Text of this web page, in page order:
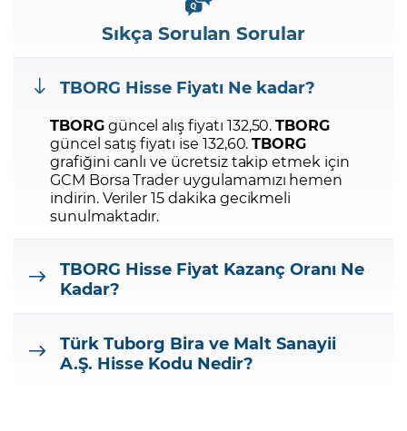
Sıkça Sorulan Sorular
TBORG Hisse Fiyatı Ne kadar?
TBORGgüncel alış fiyatı 132,50.TBORG
güncel satış fiyatı ise 132,60.TBORG
grafiğini canlı ve ücretsiz takip etmek için
GCM Borsa Trader uygulamamızı hemen
indirin.Veriler 15 dakika gecikmeli
sunulmaktadır.
TBORG Hisse Fiyat Kazanç Oranı Ne
Kadar?
Türk Tuborg Bira ve Malt Sanayii
A.Ş. Hisse Kodu Nedir?